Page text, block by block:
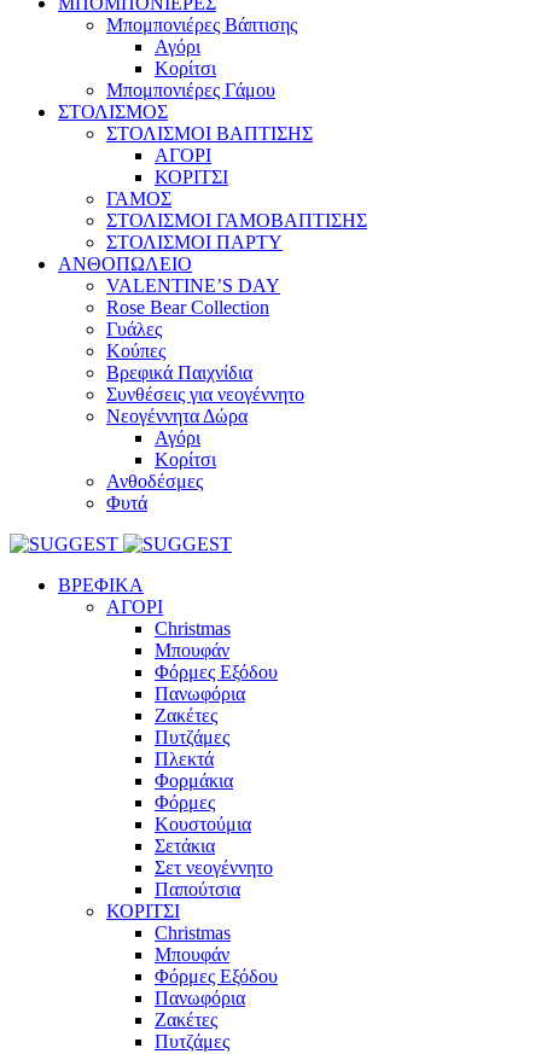
Μπομπονιέρες Βάπτισης
Αγόρι
Κορίτσι
Μπομπονιέρες Γάμου
ΣΤΟΛΙΣΜΟΣ
ΣΤΟΛΙΣΜΟΙ ΒΑΠΤΙΣΗΣ
ΑΓΟΡΙ
ΚΟΡΙΤΣΙ
ΓΑΜΟΣ
ΣΤΟΛΙΣΜΟΙ ΓΑΜΟΒΑΠΤΙΣΗΣ
ΣΤΟΛΙΣΜΟΙ ΠΑΡΤΥ
ΑΝΘΟΠΩΛΕΙΟ
VALENTINE’S DAY
Rose Bear Collection
Γυάλες
Κούπες
Βρεφικά Παιχνίδια
Συνθέσεις για νεογέννητο
Νεογέννητα Δώρα
Αγόρι
Κορίτσι
Ανθοδέσμες
Φυτά
ΒΡΕΦΙΚΑ
ΑΓΟΡΙ
Christmas
Μπουφάν
Φόρμες Εξόδου
Πανωφόρια
Ζακέτες
Πυτζάμες
Πλεκτά
Φορμάκια
Φόρμες
Κουστούμια
Σετάκια
Σετ νεογέννητο
Παπούτσια
ΚΟΡΙΤΣΙ
Christmas
Μπουφάν
Φόρμες Εξόδου
Πανωφόρια
Ζακέτες
Πυτζάμες